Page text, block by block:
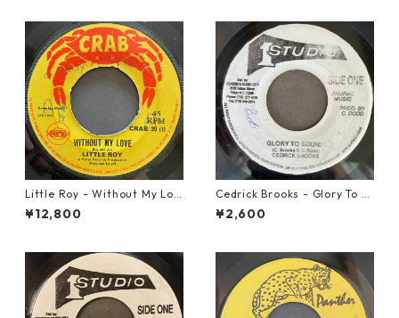
Little Roy - Without My Lov
e【7-21990】
¥12,800
Cedrick Brooks - Glory To S
ounds【7-21786】
¥2,600